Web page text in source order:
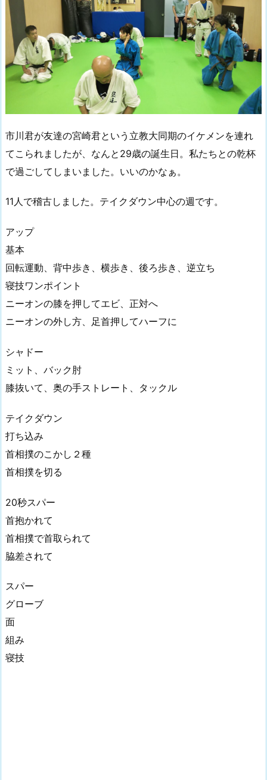
市川君が友達の宮崎君という立教大同期のイケメンを連れ
てこられましたが、なんと29歳の誕生日。私たちとの乾杯
で過ごしてしまいました。いいのかなぁ。
11人で稽古しました。テイクダウン中心の週です。
アップ
基本
回転運動、背中歩き、横歩き、後ろ歩き、逆立ち
寝技ワンポイント
ニーオンの膝を押してエビ、正対へ
ニーオンの外し方、足首押してハーフに
シャドー
ミット、バック肘
膝抜いて、奥の手ストレート、タックル
テイクダウン
打ち込み
首相撲のこかし２種
首相撲を切る
20秒スパー
首抱かれて
首相撲で首取られて
脇差されて
スパー
グローブ
面
組み
寝技